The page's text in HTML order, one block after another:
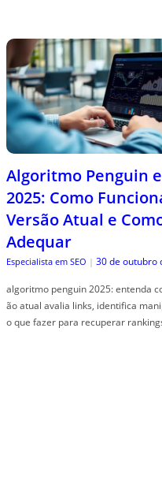
Algoritmo Penguin
2025: Como
Versão Atual e
Adequar
Especialista em SEO | 30 de outubro
algoritmo penguin 2025: entenda
ão atual avalia links, identifica
o que fazer para recuperar